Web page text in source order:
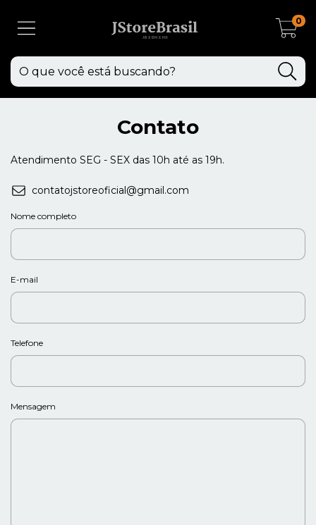
0
Contato
Atendimento SEG - SEX das 10h até as 19h.
contatojstoreoficial@gmail.com
Nome completo
E-mail
Telefone
Mensagem